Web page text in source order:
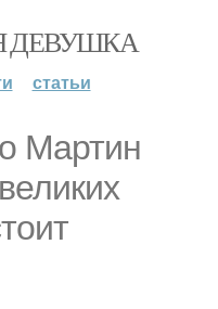
ДЕВУШКА
статьи
Мартин